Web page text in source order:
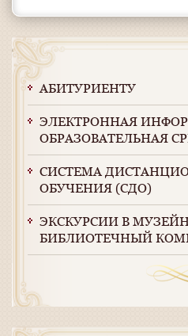
АБИТУРИЕНТУ
ЭЛЕКТРОННАЯ
ОБРАЗОВАТЕЛЬНАЯ
СИСТЕМА
ОБУЧЕНИЯ (СДО)
ЭКСКУРСИИ В
БИБЛИОТЕЧНЫЙ